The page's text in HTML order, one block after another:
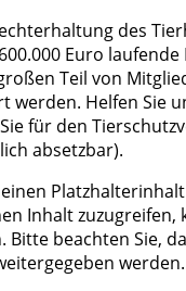
des
Euro laufende
Teil von
werden. Helfen Sie
für den
absetzbar).
Inhalt zuzugreifen,
beachten Sie,
werden.